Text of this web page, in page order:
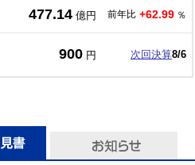
477.14 億円 前年比 +62.99 ％
900 円 次回決算8/6